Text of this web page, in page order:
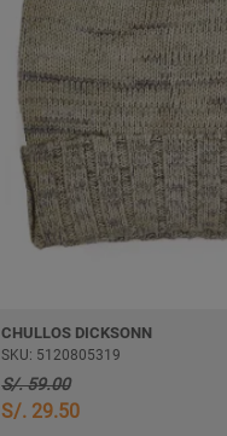
CHULLOS DICKSONN
SKU: 5120805319
S/. 59.00
S/. 29.50